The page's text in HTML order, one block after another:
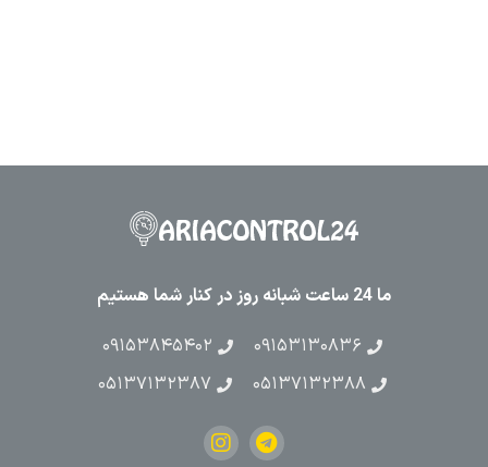
ما 24 ساعت شبانه روز در کنار شما هستیم
۰۹۱۵۳۱۳۰۸۳۶
۰۹۱۵۳۸۴۵۴۰۲
۰۵۱۳۷۱۳۲۳۸۸
۰۵۱۳۷۱۳۲۳۸۷